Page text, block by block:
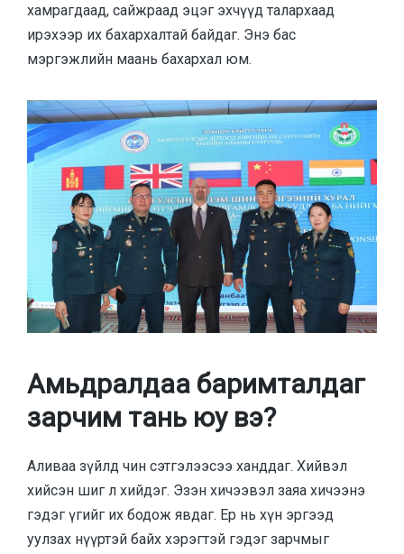
хамрагдаад, сайжраад эцэг эхчүүд талархаад
ирэхээр их бахархалтай байдаг. Энэ бас
мэргэжлийн маань бахархал юм.
Амьдралдаа баримталдаг
зарчим тань юу вэ?
Аливаа зүйлд чин сэтгэлээсээ ханддаг. Хийвэл
хийсэн шиг л хийдэг. Эзэн хичээвэл заяа хичээнэ
гэдэг үгийг их бодож явдаг. Ер нь хүн эргээд
уулзах нүүртэй байх хэрэгтэй гэдэг зарчмыг